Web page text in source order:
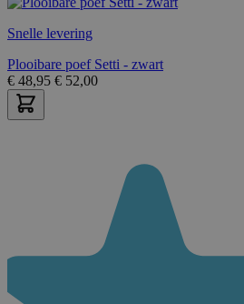
Snelle levering
Plooibare poef Setti - zwart
€ 48,95 € 52,00